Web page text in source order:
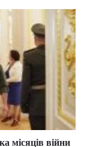
місяців війни